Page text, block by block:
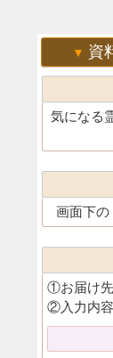
資
気になる
画面下の
①お届け
②入力内